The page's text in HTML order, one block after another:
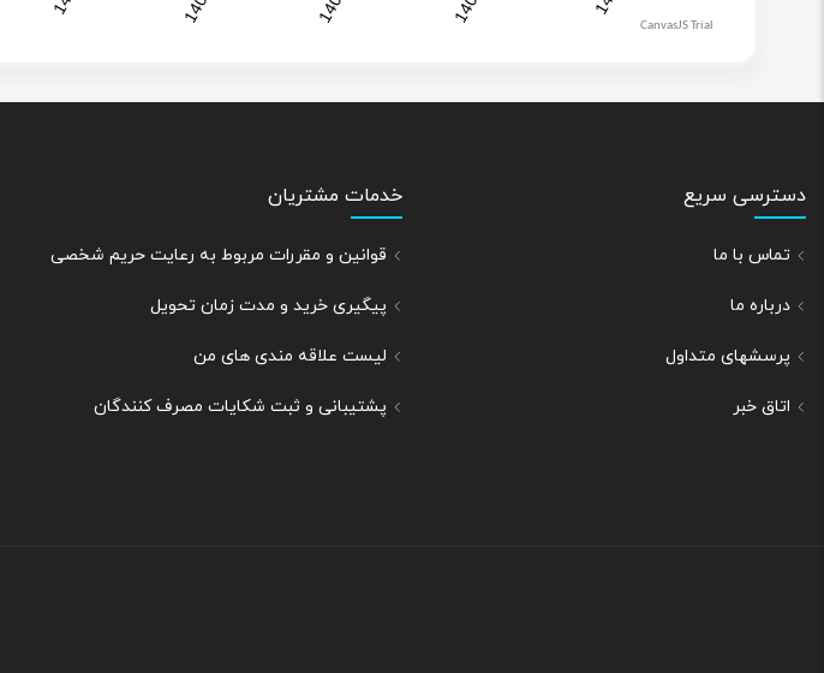
دسترسی سریع
تماس با ما
درباره ما
پرسشهای متداول
اتاق خبر
خدمات مشتریان
قوانین و مقررات مربوط به رعایت حریم شخصی
پیگیری خرید و مدت زمان تحویل
لیست علاقه مندی های من
پشتیبانی و ثبت شکایات مصرف کنندگان